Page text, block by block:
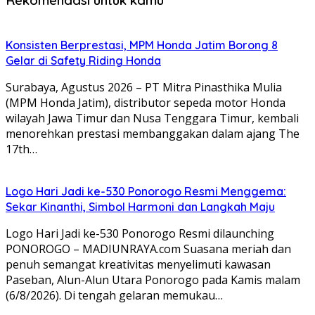
Konsisten Berprestasi, MPM Honda Jatim Borong 8
Gelar di Safety Riding Honda
Surabaya, Agustus 2026 – PT Mitra Pinasthika Mulia
(MPM Honda Jatim), distributor sepeda motor Honda
wilayah Jawa Timur dan Nusa Tenggara Timur, kembali
menorehkan prestasi membanggakan dalam ajang The
17th…
Logo Hari Jadi ke-530 Ponorogo Resmi Menggema:
Sekar Kinanthi, Simbol Harmoni dan Langkah Maju
Logo Hari Jadi ke-530 Ponorogo Resmi dilaunching
PONOROGO – MADIUNRAYA.com Suasana meriah dan
penuh semangat kreativitas menyelimuti kawasan
Paseban, Alun-Alun Utara Ponorogo pada Kamis malam
(6/8/2026). Di tengah gelaran memukau…